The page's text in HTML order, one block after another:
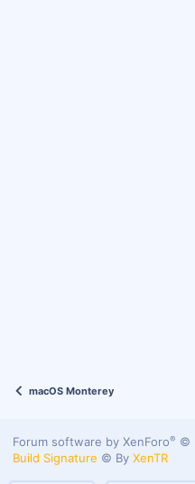
macOS Monterey
Forum software by XenForo® ©
Build Signature © By XenTR